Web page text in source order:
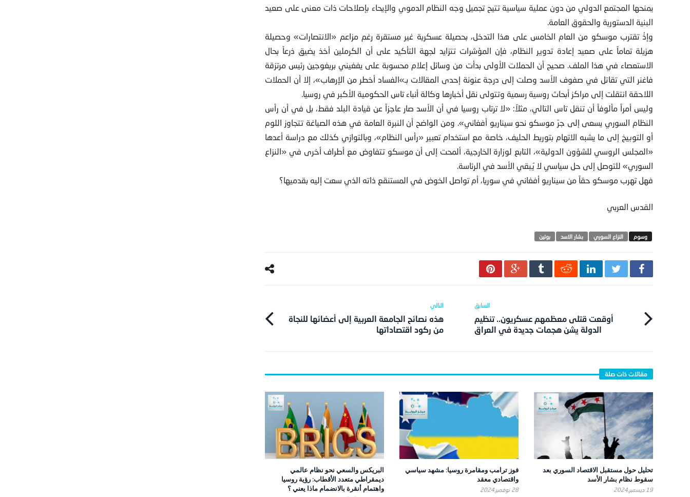
يمنحها المجتمع الدولي من دون عملية سياسية تتيح تجميل وجه النظام الدموي والإيحاء بإصلاحات ذات معنى على صعيد
البنية الدستورية والحقوق العامة.
وإذْ تقترب موسكو من العام الخامس على هذا التدخل، بحصيلة عسكرية غير مستقرة رغم مزاعم «الانتصارات» وحصيلة
هزيلة تماماً على صعيد إعادة تدوير النظام، فإن المؤشرات تتزايد لجهة التأكيد على أن الكرملين أخذ يضيق ذرعاً بحال
الاستعصاء في هذا الملف. صحيح أن الحملات الأولى بدأت من وسائل إعلام محسوبة على يفغيني بريغوجين رئيس مرتزقة
فاغنر التي تقاتل في صفوف الأسد وصلت إلى درجة عنونة إحدى المقالات بـ»الفساد أخطر من الإرهاب»، إلا أن الحملات
اللاحقة انتقلت إلى مراكز أبحاث روسية رسمية وتتولى نقل أخبارها وكالة أنباء تاس الحكومية الأكبر في روسيا.
وليس أمراً مألوفاً أن تنقل تاس التالي، مثلاً: «لا ترتاب روسيا في أن الأسد صار عاجزاً عن قيادة البلد فقط، بل في أن رأس
النظام السوري يسعى إلى جرّ موسكو نحو سيناريو أفغاني». ومن الواضح أن النبرة العامة في هذه الصياغة تتجاوز اللوم
أو التوبيخ إلى ما يشبه الاتهام بتوريط الحليف، خاصة مع استخدام تعبير «رأس النظام»، وبالتوازي كذلك مع دراسة أعدها
«المجلس الروسي للشؤون الدولية»، التابع لوزارة الخارجية، ألمحت إلى أن موسكو تتفاوض مع أطراف أخرى في «النزاع
السوري» للتوصل إلى حل سياسي لا يُبقي الأسد في الرئاسة.
فهل تهرب موسكو حقاً من سيناريو أفغاني في سوريا، أم تواصل الخوض في المستنقع ذاته الذي سعت إليه بقدميها؟
القدس العربي
النزاع السوري بشار الاسد بوتين
أوقعت قتلى معظمهم عسكريون.. تنظيم
الدولة يشن هجمات جديدة في العراق
هذه نصائح الجامعة العربية إلى أعضائها للنجاة
من ركود اقتصاداتها
تحليل حول مستقبل الاقتصاد السوري بعد
سقوط نظام بشار الأسد
19 ديسمبر,2024
فوز ترامب ومقامرة روسيا: مشهد سياسي
واقتصادي معقد
28 نوفمبر,2024
البريكس والسعي نحو نظام عالمي
ديمقراطي متعدد الأقطاب: رؤية روسيا
واهتمام أنقرة بالانضمام ماذا يعني ؟